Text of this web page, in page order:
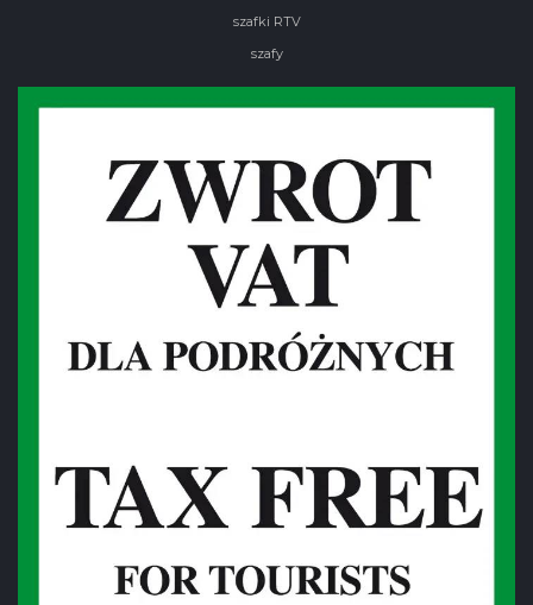
szafki RTV
szafy